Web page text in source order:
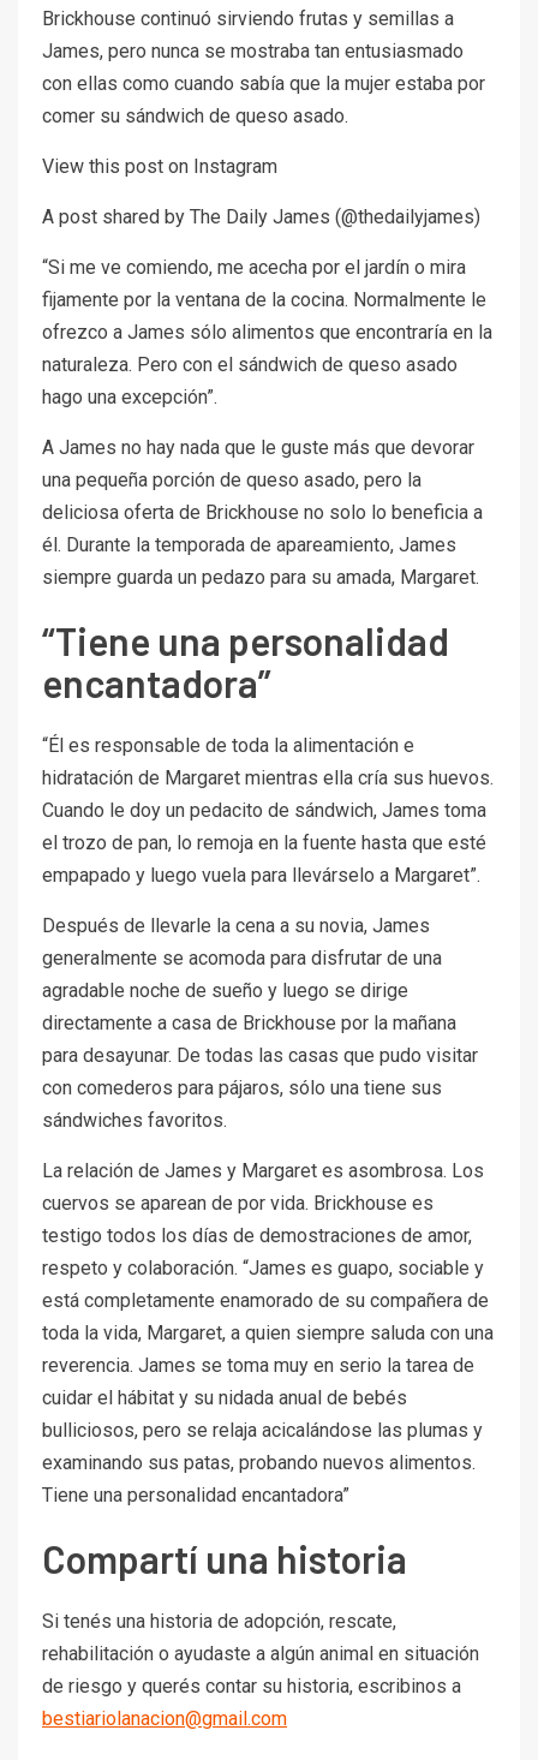
Brickhouse continuó sirviendo frutas y semillas a
James, pero nunca se mostraba tan entusiasmado
con ellas como cuando sabía que la mujer estaba por
comer su sándwich de queso asado.
View this post on Instagram
A post shared by The Daily James (@thedailyjames)
“Si me ve comiendo, me acecha por el jardín o mira
fijamente por la ventana de la cocina. Normalmente le
ofrezco a James sólo alimentos que encontraría en la
naturaleza. Pero con el sándwich de queso asado
hago una excepción”.
A James no hay nada que le guste más que devorar
una pequeña porción de queso asado, pero la
deliciosa oferta de Brickhouse no solo lo beneficia a
él. Durante la temporada de apareamiento, James
siempre guarda un pedazo para su amada, Margaret.
“Tiene una personalidad
encantadora”
“Él es responsable de toda la alimentación e
hidratación de Margaret mientras ella cría sus huevos.
Cuando le doy un pedacito de sándwich, James toma
el trozo de pan, lo remoja en la fuente hasta que esté
empapado y luego vuela para llevárselo a Margaret”.
Después de llevarle la cena a su novia, James
generalmente se acomoda para disfrutar de una
agradable noche de sueño y luego se dirige
directamente a casa de Brickhouse por la mañana
para desayunar. De todas las casas que pudo visitar
con comederos para pájaros, sólo una tiene sus
sándwiches favoritos.
La relación de James y Margaret es asombrosa. Los
cuervos se aparean de por vida. Brickhouse es
testigo todos los días de demostraciones de amor,
respeto y colaboración. “James es guapo, sociable y
está completamente enamorado de su compañera de
toda la vida, Margaret, a quien siempre saluda con una
reverencia. James se toma muy en serio la tarea de
cuidar el hábitat y su nidada anual de bebés
bulliciosos, pero se relaja acicalándose las plumas y
examinando sus patas, probando nuevos alimentos.
Tiene una personalidad encantadora”
Compartí una historia
Si tenés una historia de adopción, rescate,
rehabilitación o ayudaste a algún animal en situación
de riesgo y querés contar su historia, escribinos a
bestiariolanacion@gmail.com